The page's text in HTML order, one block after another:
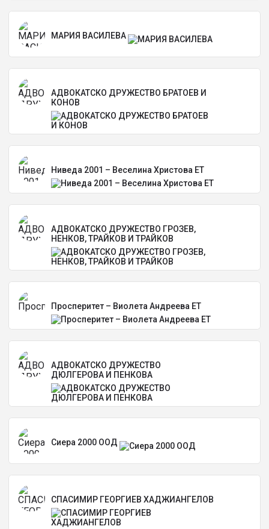
МАРИЯ ВАСИЛЕВА
АДВОКАТСКО ДРУЖЕСТВО БРАТОЕВ И
КОНОВ
Ниведа 2001 – Веселина Христова ЕТ
АДВОКАТСКО ДРУЖЕСТВО ГРОЗЕВ,
НЕНКОВ, ТРАЙКОВ И ТРАЙКОВ
Просперитет – Виолета Андреева ЕТ
АДВОКАТСКО ДРУЖЕСТВО
ДЮЛГЕРОВА И ПЕНКОВА
Сиера 2000 ООД
СПАСИМИР ГЕОРГИЕВ ХАДЖИАНГЕЛОВ